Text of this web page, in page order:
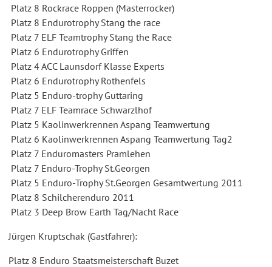
Platz 8 Rockrace Roppen (Masterrocker)
Platz 8 Endurotrophy Stang the race
Platz 7 ELF Teamtrophy Stang the Race
Platz 6 Endurotrophy Griffen
Platz 4 ACC Launsdorf Klasse Experts
Platz 6 Endurotrophy Rothenfels
Platz 5 Enduro-trophy Guttaring
Platz 7 ELF Teamrace Schwarzlhof
Platz 5 Kaolinwerkrennen Aspang Teamwertung
Platz 6 Kaolinwerkrennen Aspang Teamwertung Tag2
Platz 7 Enduromasters Pramlehen
Platz 7 Enduro-Trophy St.Georgen
Platz 5 Enduro-Trophy St.Georgen Gesamtwertung 2011
Platz 8 Schilcherenduro 2011
Platz 3 Deep Brow Earth Tag/Nacht Race
Jürgen Kruptschak (Gastfahrer):
Platz 8 Enduro Staatsmeisterschaft Buzet